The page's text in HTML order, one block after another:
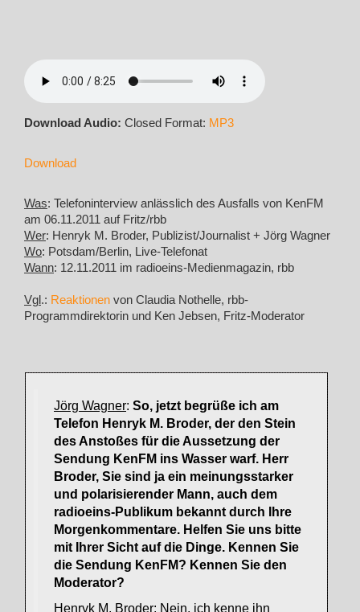
Download Audio: Closed Format: MP3
Download
Was: Telefoninterview anlässlich des Ausfalls von KenFM
am 06.11.2011 auf Fritz/rbb
Wer: Henryk M. Broder, Publizist/Journalist + Jörg Wagner
Wo: Potsdam/Berlin, Live-Telefonat
Wann: 12.11.2011 im radioeins-Medienmagazin, rbb
Vgl .: Reaktionen von Claudia Nothelle, rbb-
Programmdirektorin und Ken Jebsen, Fritz-Moderator
Jörg Wagner: So, jetzt begrüße ich am
Telefon Henryk M. Broder, der den Stein
des Anstoßes für die Aussetzung der
Sendung KenFM ins Wasser warf. Herr
Broder, Sie sind ja ein meinungsstarker
und polarisierender Mann, auch dem
radioeins-Publikum bekannt durch Ihre
Morgenkommentare. Helfen Sie uns bitte
mit Ihrer Sicht auf die Dinge. Kennen Sie
die Sendung KenFM? Kennen Sie den
Moderator?
Henryk M. Broder: Nein, ich kenne ihn